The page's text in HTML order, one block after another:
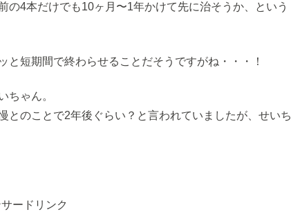
の4本だけでも10ヶ月〜1年かけて先に治そうか、という
短期間で終わらせることだそうですがね・・・！
ちゃん。
とのことで2年後ぐらい？と言われていましたが、せいち
ードリンク